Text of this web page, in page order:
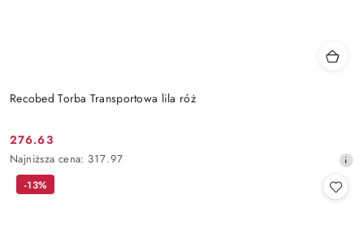
Recobed Torba Transportowa lila róż
Cena
promocyjna:
276.63
Najniższa
cena
Najniższa cena: 317.97
-13%